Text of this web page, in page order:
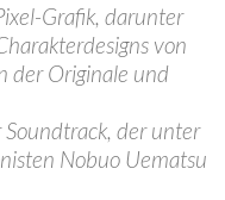
Grafik, darunter
von
der Originale und
der unter
Nobuo Uematsu